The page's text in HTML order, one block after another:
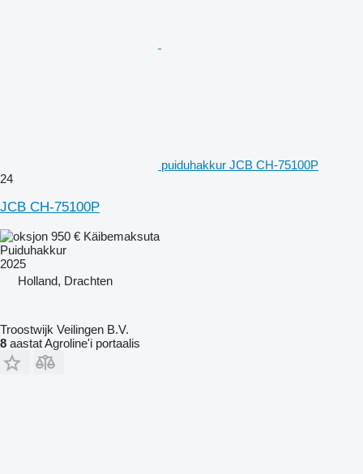
puiduhakkur JCB CH-75100P
24
JCB CH-75100P
950 € Käibemaksuta
Puiduhakkur
2025
Holland, Drachten
Troostwijk Veilingen B.V.
8 aastat Agroline'i portaalis